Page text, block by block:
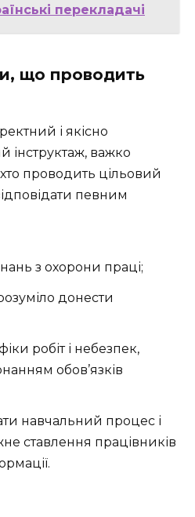
перекладачі
що проводить
і якісно
інструктаж, важко
проводить цільовий
певним
з охорони праці;
донести
робіт і небезпек,
обов’язків
навчальний процес і
ставлення працівників